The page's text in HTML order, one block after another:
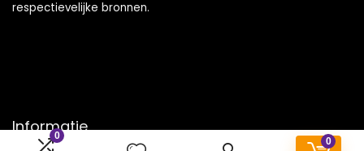
0
0
respectievelijke bronnen.
Informatie